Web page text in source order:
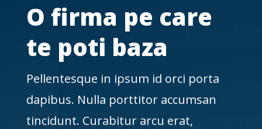
O firma pe care
te poti baza
Pellentesque in ipsum id orci porta
dapibus. Nulla porttitor accumsan
tincidunt. Curabitur arcu erat,